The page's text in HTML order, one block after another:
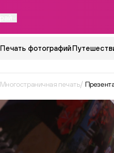
Печать фотографий
Многостраничная печать